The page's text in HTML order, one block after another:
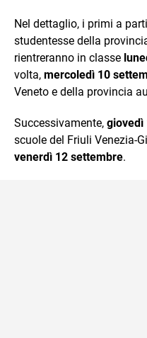
Nel dettaglio, i primi a
studentesse della
rientreranno in classe
volta, mercoledì 10
Veneto e della provincia
Successivamente, giovedì
scuole del Friuli Venezia-
venerdì 12 settembre.